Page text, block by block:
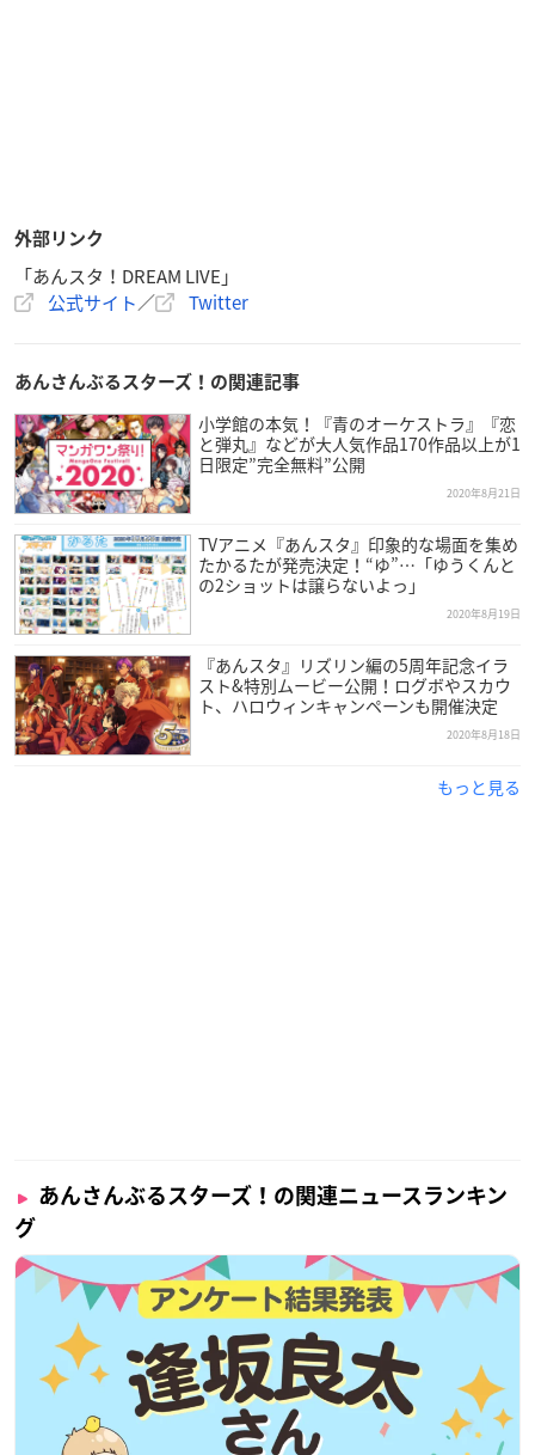
外部リンク
「あんスタ！DREAM LIVE」
公式サイト／ Twitter
あんさんぶるスターズ！の関連記事
小学館の本気！『青のオーケストラ』『恋
と弾丸』などが大人気作品170作品以上が1
日限定”完全無料”公開
2020年8月21日
TVアニメ『あんスタ』印象的な場面を集め
たかるたが発売決定！“ゆ”…「ゆうくんと
の2ショットは譲らないよっ」
2020年8月19日
『あんスタ』リズリン編の5周年記念イラ
スト&特別ムービー公開！ログボやスカウ
ト、ハロウィンキャンペーンも開催決定
2020年8月18日
もっと見る
あんさんぶるスターズ！の関連ニュースランキン
グ